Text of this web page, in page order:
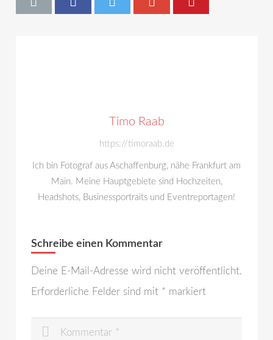
Timo Raab
https://timoraab.de
Ich bin Fotograf aus Aschaffenburg, nähe Frankfurt am
Main. Meine Hauptgebiete sind Hochzeiten,
Headshots, Businessportraits und Eventreportagen!
Schreibe einen Kommentar
Deine E-Mail-Adresse wird nicht veröffentlicht.
Erforderliche Felder sind mit * markiert